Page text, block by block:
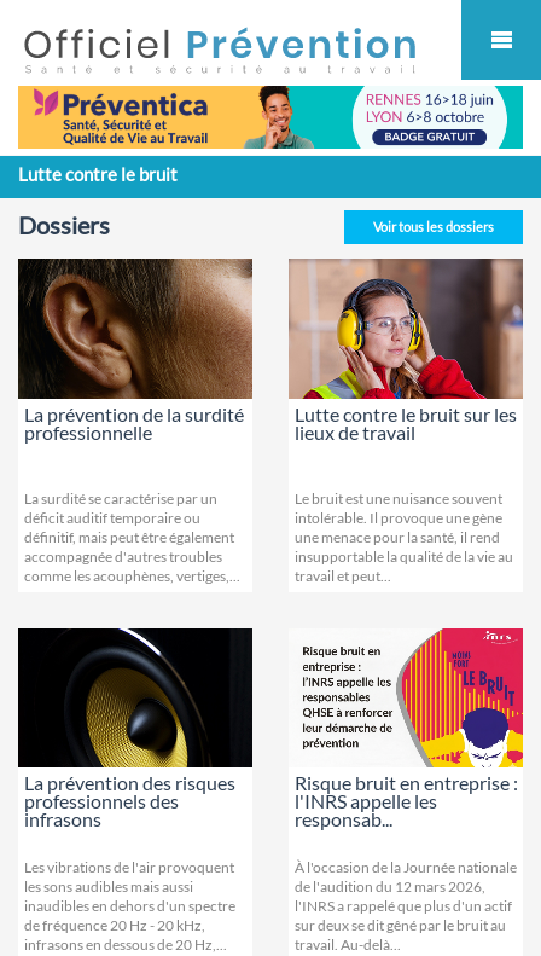
Lutte contre le bruit
Voir tous les dossiers
Dossiers
La prévention de la surdité
professionnelle
La surdité se caractérise par un
déficit auditif temporaire ou
définitif, mais peut être également
accompagnée d'autres troubles
comme les acouphènes, vertiges,...
Lutte contre le bruit sur les
lieux de travail
Le bruit est une nuisance souvent
intolérable. Il provoque une gène
une menace pour la santé, il rend
insupportable la qualité de la vie au
travail et peut...
La prévention des risques
professionnels des
infrasons
Les vibrations de l'air provoquent
les sons audibles mais aussi
inaudibles en dehors d'un spectre
de fréquence 20 Hz - 20 kHz,
infrasons en dessous de 20 Hz,...
Risque bruit en entreprise :
l'INRS appelle les
responsab...
À l'occasion de la Journée nationale
de l'audition du 12 mars 2026,
l'INRS a rappelé que plus d'un actif
sur deux se dit gêné par le bruit au
travail. Au-delà...